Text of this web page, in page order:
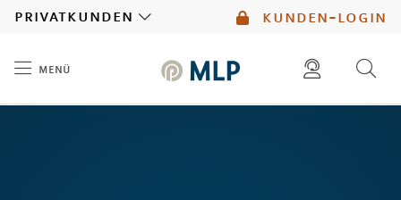
kunden-login
privatkunden
menü